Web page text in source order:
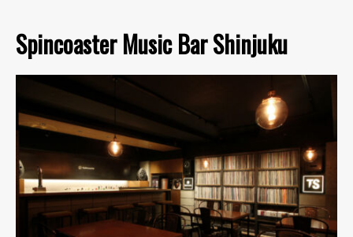
Spincoaster Music Bar Shinjuku